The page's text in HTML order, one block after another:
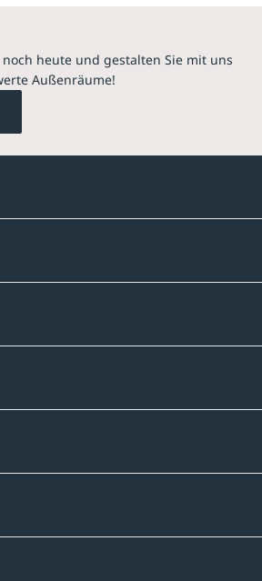
heute und gestalten Sie mit uns
Außenräume!